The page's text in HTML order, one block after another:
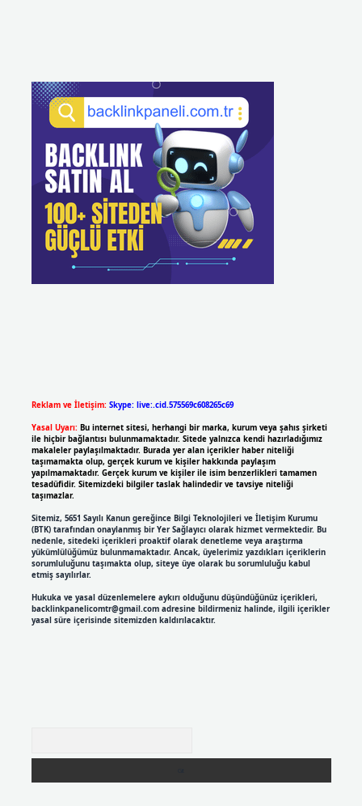
Reklam ve İletişim: Skype: live:.cid.575569c608265c69
Yasal Uyarı: Bu internet sitesi, herhangi bir marka, kurum veya şahıs şirketi
ile hiçbir bağlantısı bulunmamaktadır. Sitede yalnızca kendi hazırladığımız
makaleler paylaşılmaktadır. Burada yer alan içerikler haber niteliği
taşımamakta olup, gerçek kurum ve kişiler hakkında paylaşım
yapılmamaktadır. Gerçek kurum ve kişiler ile isim benzerlikleri tamamen
tesadüfidir. Sitemizdeki bilgiler taslak halindedir ve tavsiye niteliği
taşımazlar.
Sitemiz, 5651 Sayılı Kanun gereğince Bilgi Teknolojileri ve İletişim Kurumu
(BTK) tarafından onaylanmış bir Yer Sağlayıcı olarak hizmet vermektedir. Bu
nedenle, sitedeki içerikleri proaktif olarak denetleme veya araştırma
yükümlülüğümüz bulunmamaktadır. Ancak, üyelerimiz yazdıkları içeriklerin
sorumluluğunu taşımakta olup, siteye üye olarak bu sorumluluğu kabul
etmiş sayılırlar.
Hukuka ve yasal düzenlemelere aykırı olduğunu düşündüğünüz içerikleri,
backlinkpanelicomtr@gmail.comadresine bildirmeniz halinde, ilgili içerikler
yasal süre içerisinde sitemizden kaldırılacaktır.